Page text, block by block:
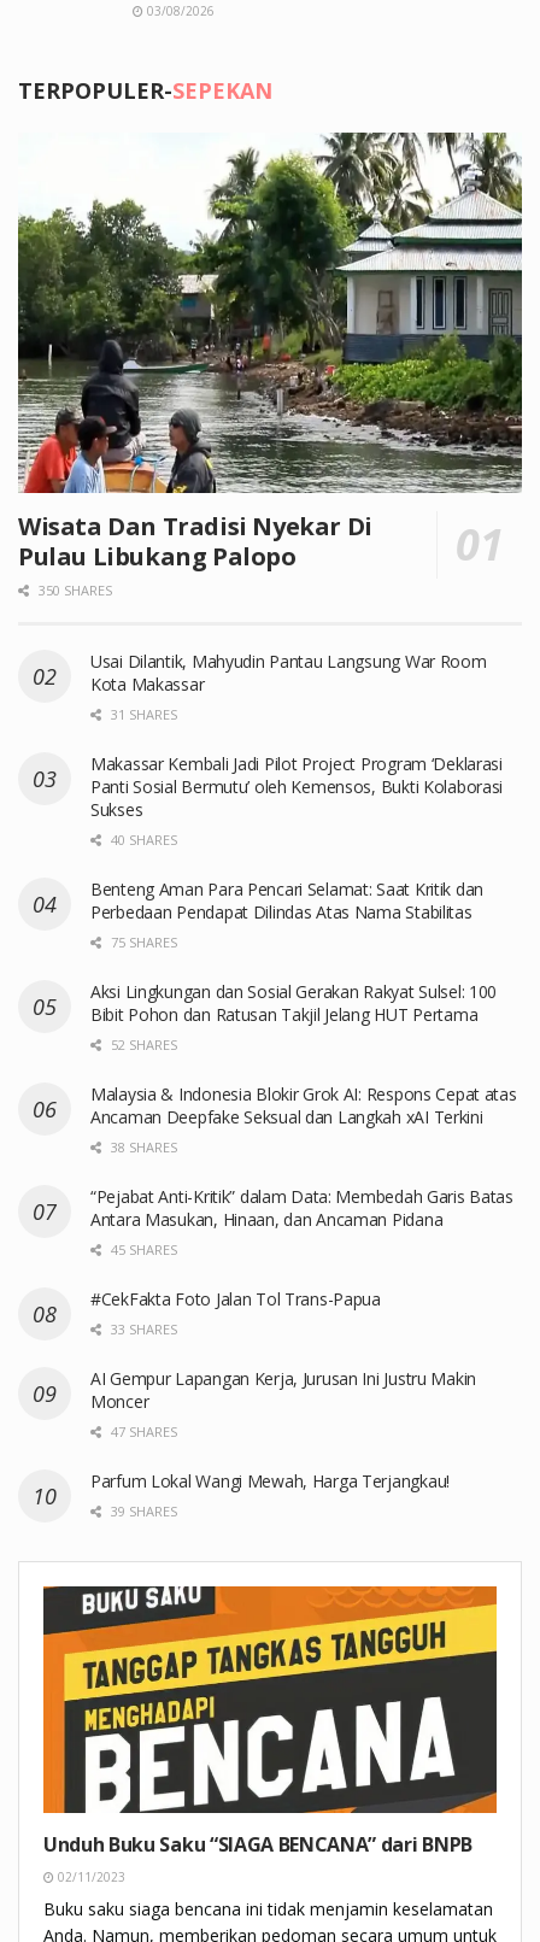
03/08/2026
TERPOPULER-SEPEKAN
Wisata Dan Tradisi Nyekar Di
Pulau Libukang Palopo
350 SHARES
Usai Dilantik, Mahyudin Pantau Langsung War Room
Kota Makassar
31 SHARES
Makassar Kembali Jadi Pilot Project Program ‘Deklarasi
Panti Sosial Bermutu’ oleh Kemensos, Bukti Kolaborasi
Sukses
40 SHARES
Benteng Aman Para Pencari Selamat: Saat Kritik dan
Perbedaan Pendapat Dilindas Atas Nama Stabilitas
75 SHARES
Aksi Lingkungan dan Sosial Gerakan Rakyat Sulsel: 100
Bibit Pohon dan Ratusan Takjil Jelang HUT Pertama
52 SHARES
Malaysia & Indonesia Blokir Grok AI: Respons Cepat atas
Ancaman Deepfake Seksual dan Langkah xAI Terkini
38 SHARES
“Pejabat Anti-Kritik” dalam Data: Membedah Garis Batas
Antara Masukan, Hinaan, dan Ancaman Pidana
45 SHARES
#CekFakta Foto Jalan Tol Trans-Papua
33 SHARES
AI Gempur Lapangan Kerja, Jurusan Ini Justru Makin
Moncer
47 SHARES
Parfum Lokal Wangi Mewah, Harga Terjangkau!
39 SHARES
Unduh Buku Saku “SIAGA BENCANA” dari BNPB
02/11/2023
Buku saku siaga bencana ini tidak menjamin keselamatan
Anda. Namun, memberikan pedoman secara umum untuk